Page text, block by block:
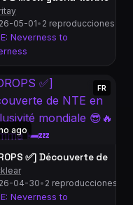
05-01• 2 reproducciones
Neverness to
exclusivité mondiale 😎🔥 |
ago
FR
✅] Découverte de
04-30• 2 reproducciones
Neverness to